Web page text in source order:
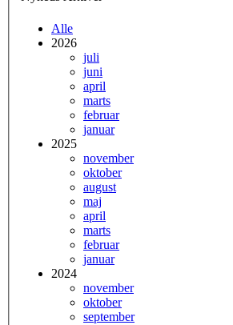
Alle
2026
juli
juni
april
marts
februar
januar
2025
november
oktober
august
maj
april
marts
februar
januar
2024
november
oktober
september